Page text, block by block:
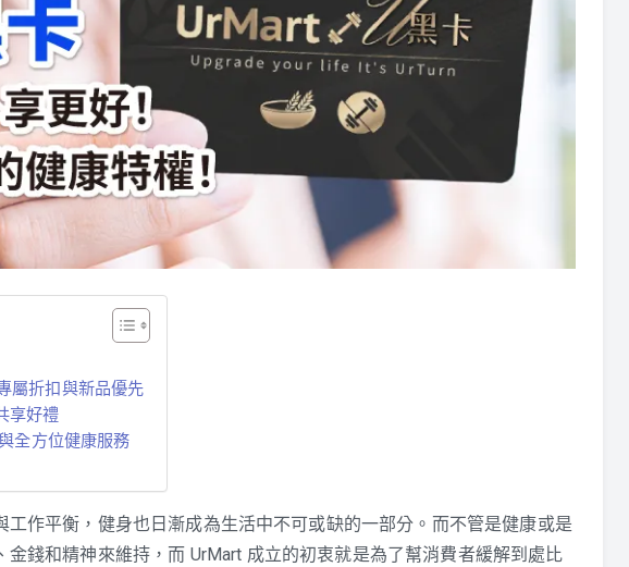
屬折扣與新品優先
享好禮
全方位健康服務
工作平衡，健身也日漸成為生活中不可或缺的一部分。而不管是健康或是
金錢和精神來維持，而 UrMart 成立的初衷就是為了幫消費者緩解到處比